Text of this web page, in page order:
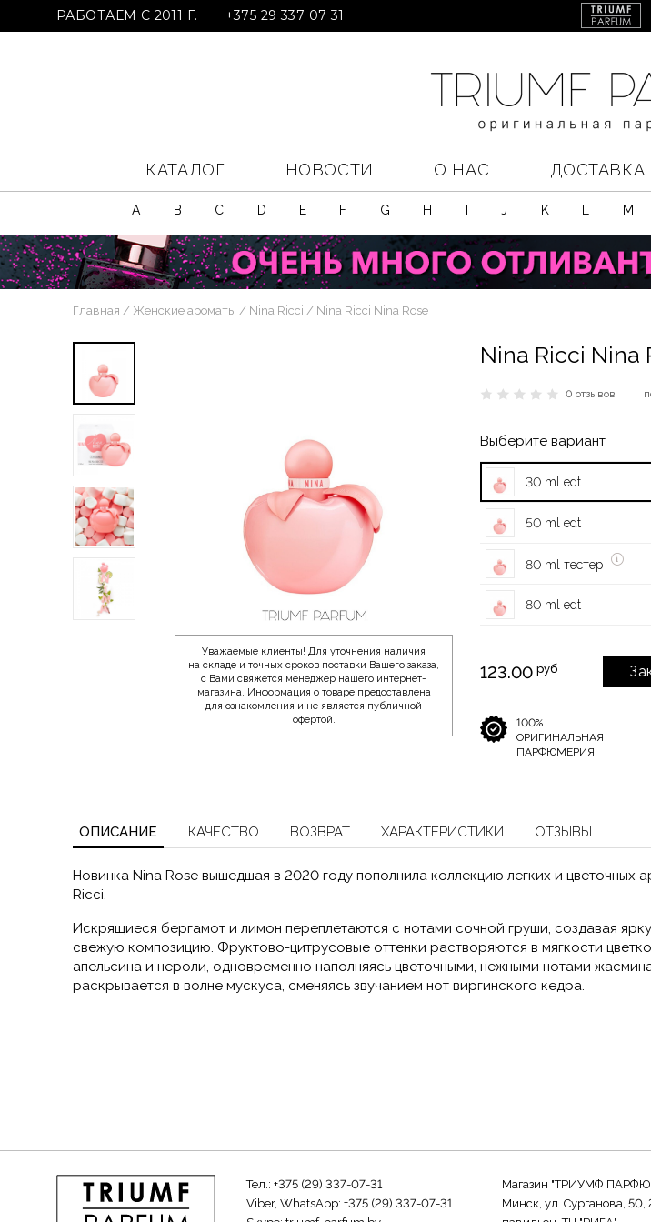
РАБОТАЕМ С 2011 Г. +375 29 337 07 31
КАТАЛОГ НОВОСТИ О НАС ДОСТАВКА
A B C D E F G H J K M
Главная Женские ароматы Nina Ricci Nina Ricci Nina Rose
Уважаемые клиенты! Для уточнения наличия
на складе и точных сроков поставки Вашего заказа,
с Вами свяжется менеджер нашего интернет-
магазина. Информация о товаре предоставлена
для ознакомления и не является публичной
офертой.
Nina Ricci Nina
0 отзывов
Выберите вариант
30 ml edt
50 ml edt
80 ml тестер
80 ml edt
123.00 руб
100%
ОРИГИНАЛЬНАЯ
ПАРФЮМЕРИЯ
ОПИСАНИЕ КАЧЕСТВО ВОЗВРАТ ХАРАКТЕРИСТИКИ ОТЗЫВЫ
Новинка Nina Rose вышедшая в 2020 году пополнила коллекцию легких и цветочных
Ricci.
Искрящиеся бергамот и лимон переплетаются с нотами сочной груши, создавая
свежую композицию. Фруктово-цитрусовые оттенки растворяются в мягкости
апельсина и нероли, одновременно наполняясь цветочными, нежными нотами
раскрывается в волне мускуса, сменяясь звучанием нот виргинского кедра.
Тел.: +375 (29) 337-07-31
Viber, WhatsApp: +375 (29) 337-07-31
Магазин "ТРИУМФ
Минск, ул. Сурганова, 50,